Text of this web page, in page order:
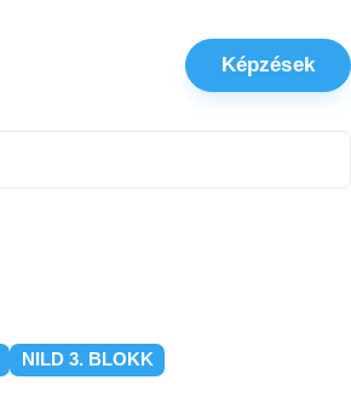
Képzések
NILD 3. BLOKK